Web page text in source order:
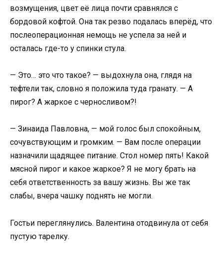
возмущения, цвет её лица почти сравнялся с
бордовой кофтой. Она так резво подалась вперёд, что
послеоперационная немощь не успела за ней и
осталась где-то у спинки стула.
— Это… это что такое? — выдохнула она, глядя на
тефтели так, словно я положила туда гранату. — А
пирог? А жаркое с черносливом?!
— Зинаида Павловна, — мой голос был спокойным,
сочувствующим и громким. — Вам после операции
назначили щадящее питание. Стол номер пять! Какой
мясной пирог и какое жаркое? Я не могу брать на
себя ответственность за вашу жизнь. Вы же так
слабы, вчера чашку поднять не могли.
Гостьи переглянулись. Валентина отодвинула от себя
пустую тарелку.